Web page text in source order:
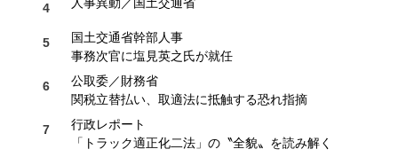
人事異動／国土交通省
国土交通省幹部人事
事務次官に塩見英之氏が就任
公取委／財務省
関税立替払い、取適法に抵触する恐れ指摘
行政レポート
「トラック適正化二法」の〝全貌〟を読み解く